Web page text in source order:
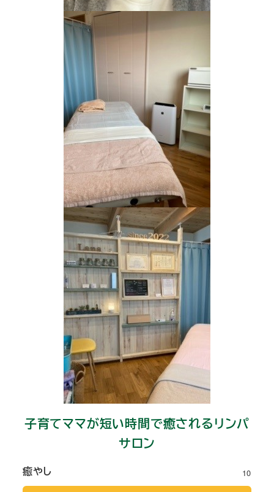
子育てママが短い時間で癒されるリンパ
サロン
癒やし 10